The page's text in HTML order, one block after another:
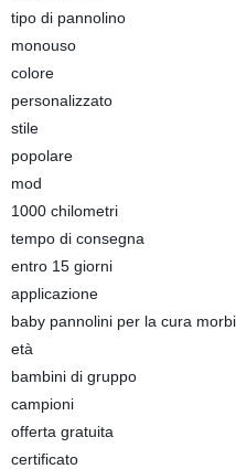
tipo di pannolino
monouso
colore
personalizzato
stile
popolare
mod
1000 chilometri
tempo di consegna
entro 15 giorni
applicazione
baby pannolini per la cura
età
bambini di gruppo
campioni
offerta gratuita
certificato